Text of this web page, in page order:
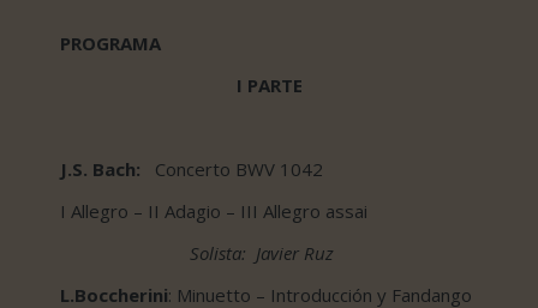
PROGRAMA
I PARTE
J.S. Bach:
Concerto BWV 1042
I Allegro – II Adagio – III Allegro assai
Solista: Javier Ruz
L.Boccherini: Minuetto – Introducción y Fandango